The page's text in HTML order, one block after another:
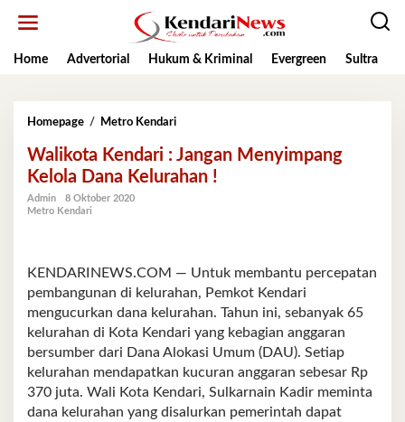
Home
Advertorial Hukum & Kriminal Evergreen Sultra
Homepage / Metro KendariWalikota
Jangan
Menyimpang
Walikota Kendari : Jangan Menyimpang
Kelola Dana Kelurahan !
Admin
8 Oktober 2020
Metro Kendari
KENDARINEWS.COM — Untuk membantu percepatan
pembangunan di kelurahan, Pemkot Kendari
mengucurkan dana kelurahan. Tahun ini, sebanyak 65
kelurahan di Kota Kendari yang kebagian anggaran
bersumber dari Dana Alokasi Umum (DAU). Setiap
kelurahan mendapatkan kucuran anggaran sebesar Rp
370 juta. Wali Kota Kendari, Sulkarnain Kadir meminta
dana kelurahan yang disalurkan pemerintah dapat